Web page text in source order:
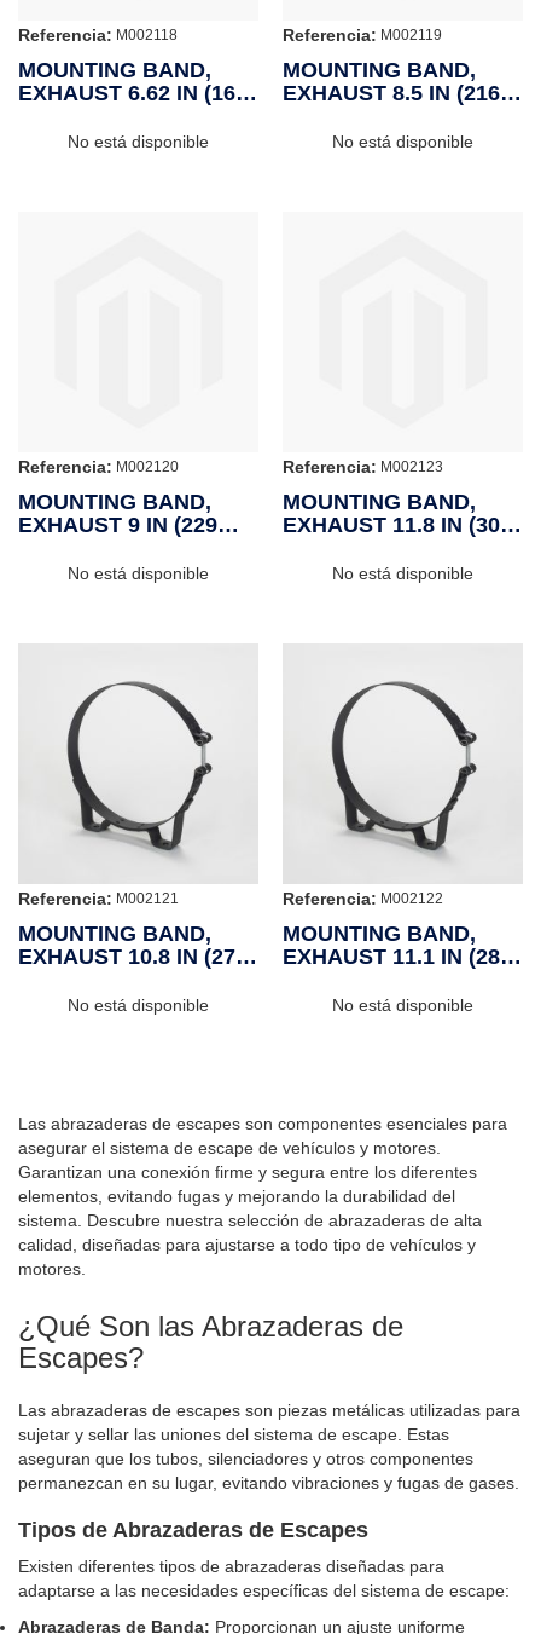
Referencia: M002118
MOUNTING BAND,
EXHAUST 6.62 IN (168
No está disponible
Referencia: M002119
MOUNTING BAND,
EXHAUST 8.5 IN (216
No está disponible
Referencia: M002120
MOUNTING BAND,
EXHAUST 9 IN (229
No está disponible
Referencia: M002123
MOUNTING BAND,
EXHAUST 11.8 IN (300
No está disponible
Referencia: M002121
MOUNTING BAND,
EXHAUST 10.8 IN (274
No está disponible
Referencia: M002122
MOUNTING BAND,
EXHAUST 11.1 IN (282
No está disponible
Las abrazaderas de escapes son componentes esenciales para
asegurar el sistema de escape de vehículos y motores.
Garantizan una conexión firme y segura entre los diferentes
elementos, evitando fugas y mejorando la durabilidad del
sistema. Descubre nuestra selección de abrazaderas de alta
calidad, diseñadas para ajustarse a todo tipo de vehículos y
motores.
¿Qué Son las Abrazaderas de
Escapes?
Las abrazaderas de escapes son piezas metálicas utilizadas para
sujetar y sellar las uniones del sistema de escape. Estas
aseguran que los tubos, silenciadores y otros componentes
permanezcan en su lugar, evitando vibraciones y fugas de gases.
Tipos de Abrazaderas de Escapes
Existen diferentes tipos de abrazaderas diseñadas para
adaptarse a las necesidades específicas del sistema de escape:
Abrazaderas de Banda: Proporcionan un ajuste uniforme